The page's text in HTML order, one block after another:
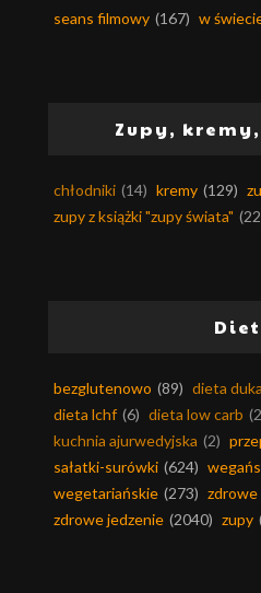
seans filmowy (167) w
Zupy,
chłodniki (14) kremy (129)
zupy z książki "zupy świata"
bezglutenowo (89) dieta
dieta lchf (6) dieta low carb
kuchnia ajurwedyjska (2)
sałatki-surówki (624)
wegetariańskie (273)
zdrowe jedzenie (2040) zupy